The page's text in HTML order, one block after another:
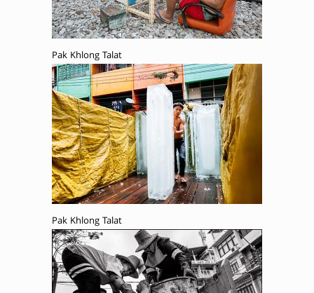
Pak Khlong Talat
Pak Khlong Talat